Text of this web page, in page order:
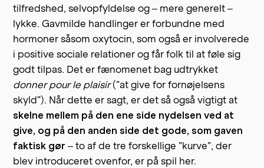
tilfredshed, selvopfyldelse og – mere generelt –
lykke. Gavmilde handlinger er forbundne med
hormoner såsom oxytocin, som også er involverede
i positive sociale relationer og får folk til at føle sig
godt tilpas. Det er fænomenet bag udtrykket
donner pour le plaisir(”at give for fornøjelsens
skyld”). Når dette er sagt, er det så også vigtigt at
skelne mellem på den ene side nydelsen ved at
give, og på den anden side det gode, som gaven
faktisk gør – to af de tre forskellige ”kurve”, der
blev introduceret ovenfor, er på spil her.